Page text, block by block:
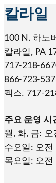
칼라일
100 N. 하노
칼라일, PA
717-218-
866-723-
팩스: 717-
주요 운영 시
월, 화, 금:
수요일: 오전
목요일: 오전